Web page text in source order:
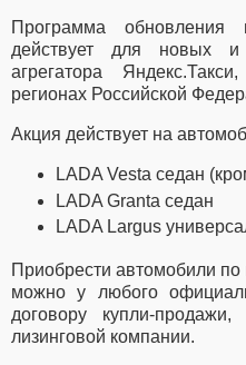
Программа обновления
действует для новых и
агрегатора
регионах Российской
Акция действует на
LADA Vesta седан
LADA Granta седан
LADA Largus
Приобрести автомобили
можно у любого
договору купли-
лизинговой компании.